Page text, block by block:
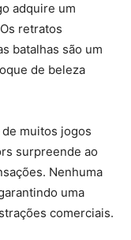
adquire um
retratos
batalhas são um
de beleza
muitos jogos
surpreende ao
Nenhuma
uma
comerciais.